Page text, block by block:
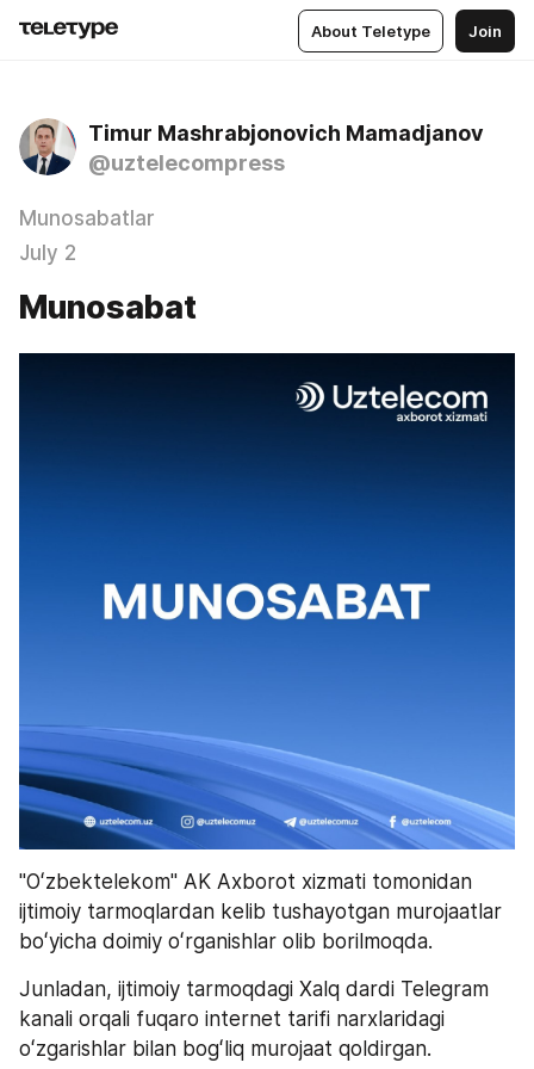
About Teletype Join
Timur Mashrabjonovich Mamadjanov
@uztelecompress
Munosabatlar
July 2
Munosabat
"Oʻzbektelekom" AK Axborot xizmati tomonidan
ijtimoiy tarmoqlardan kelib tushayotgan murojaatlar
boʻyicha doimiy oʻrganishlar olib borilmoqda.
Junladan, ijtimoiy tarmoqdagi Xalq dardi Telegram
kanali orqali fuqaro internet tarifi narxlaridagi
oʻzgarishlar bilan bogʻliq murojaat qoldirgan.